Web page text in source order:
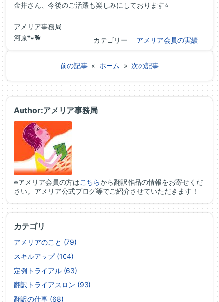
金井さん、今後のご活躍も楽しみにしております⭐
アメリア事務局
河原🐾🐕
カテゴリー： アメリア会員の実績
前の記事 « ホーム » 次の記事
Author:アメリア事務局
※アメリア会員の方はこちらから翻訳作品の情報をお寄せくだ
さい。アメリア公式ブログ等でご紹介させていただきます！
カテゴリ
アメリアのこと (79)
スキルアップ (104)
定例トライアル (63)
翻訳トライアスロン (93)
翻訳の仕事 (68)